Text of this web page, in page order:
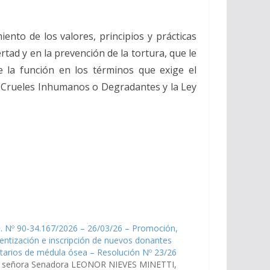
de los valores, principios y prácticas
y en la prevención de la tortura, que le
la función en los términos que exige el
Inhumanos o Degradantes y la Ley
Nº 90-34.167/2026 – 26/03/26 – Promoción,
e inscripción de nuevos donantes
de médula ósea – Resolución Nº 23/26
Senadora LEONOR NIEVES MINETTI,